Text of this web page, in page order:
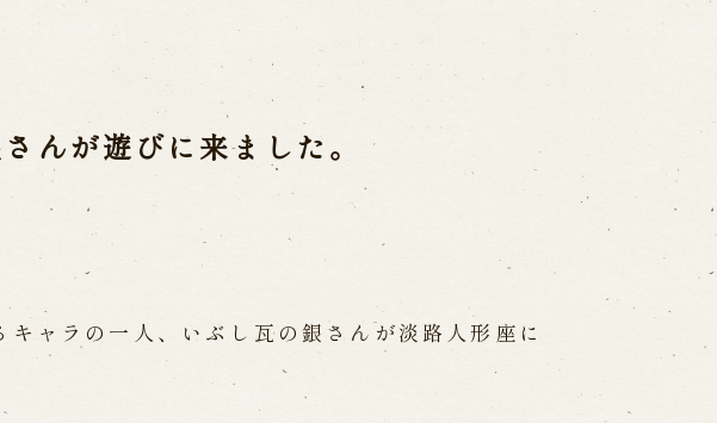
国宝 故鶴澤友路師匠
近日開催の公演
アクセス
よくあるご質問
メールでお問い合わせ
お電話でお問い合わせ
予約
WEB予約 メールフォームから予約
んが遊びに来ました。
ャラの一人、いぶし瓦の銀さんが淡路人形座に